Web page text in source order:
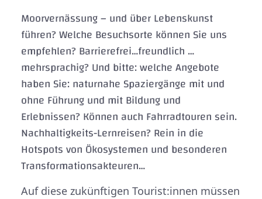
Moorvernässung – und über Lebenskunst
führen? Welche Besuchsorte können Sie uns
empfehlen? Barrierefrei…freundlich …
mehrsprachig? Und bitte: welche Angebote
haben Sie: naturnahe Spaziergänge mit und
ohne Führung und mit Bildung und
Erlebnissen? Können auch Fahrradtouren sein.
Nachhaltigkeits-Lernreisen? Rein in die
Hotspots von Ökosystemen und besonderen
Transformationsakteuren…
Auf diese zukünftigen Tourist:innen müssen